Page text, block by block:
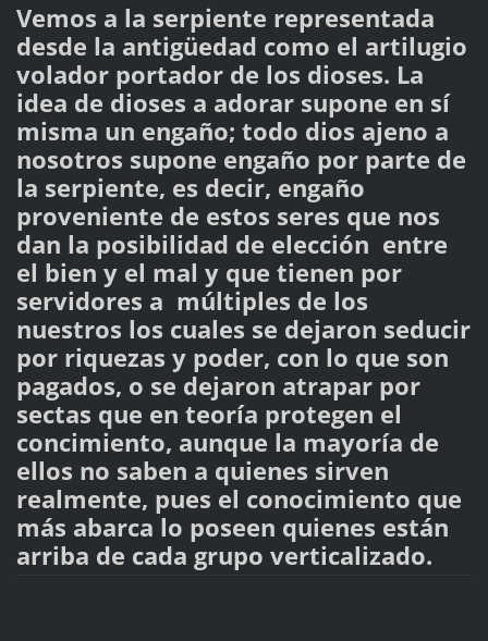
Vemos a la serpiente representada
desde la antigüedad como el artilugio
volador portador de los dioses. La
idea de dioses a adorar supone en sí
misma un engaño; todo dios ajeno a
nosotros supone engaño por parte de
la serpiente, es decir, engaño
proveniente de estos seres que nos
dan la posibilidad de elección entre
el bien y el mal y que tienen por
servidores a múltiples de los
nuestros los cuales se dejaron seducir
por riquezas y poder, con lo que son
pagados, o se dejaron atrapar por
sectas que en teoría protegen el
concimiento, aunque la mayoría de
ellos no saben a quienes sirven
realmente, pues el conocimiento que
más abarca lo poseen quienes están
arriba de cada grupo verticalizado.